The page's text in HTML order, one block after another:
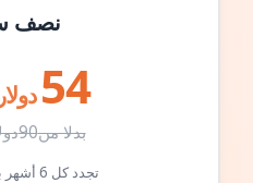
نصف
54
بدلا من90
تجدد كل 6 أشهر بالسعر الأصلي